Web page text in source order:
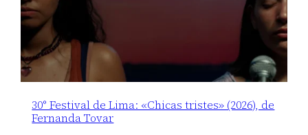
30° Festival de Lima: «Chicas tristes» (2026), de
Fernanda Tovar